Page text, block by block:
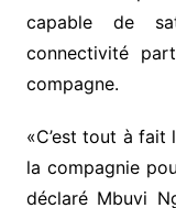
capable de
connectivité
compagne.
«C’est tout à fait
la compagnie
déclaré Mbuvi